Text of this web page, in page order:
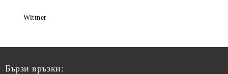
Wittner
Бързи връзки: